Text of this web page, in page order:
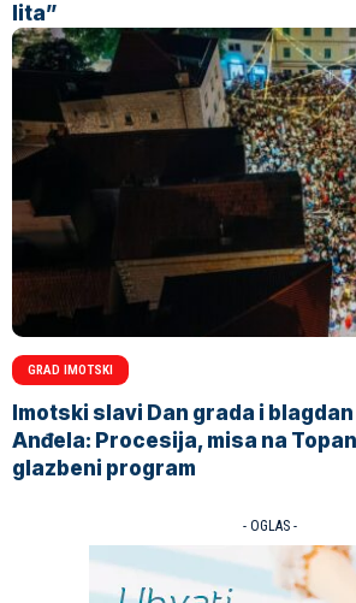
lita”
GRAD IMOTSKI
Imotski slavi Dan grada i blagdan
Anđela: Procesija, misa na
glazbeni program
- OGLAS -